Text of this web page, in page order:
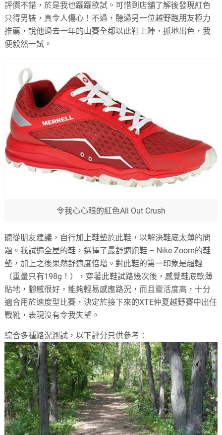
評價不錯，於是我也躍躍欲試。可惜到店舖了解後發現紅色
只得男裝，真令人傷心！不過，聽過另一位越野跑朋友極力
推薦，說他過去一年的山賽全都以此鞋上陣，抓地出色，我
便毅然一試。
令我心心眼的紅色All Out Crush
聽從朋友建議，自行加上鞋墊於此鞋，以解決鞋底太薄的問
題。我試遍全屋的鞋，選擇了最舒適跑鞋 – Nike Zoom的鞋
墊，加上之後果然舒適度倍增。對此鞋的第一印象是超輕
（重量只有198g！），穿著此鞋試路幾次後，感覺鞋底軟薄
貼地，腳感很好，能夠輕易感應路況，而且靈活度高，十分
適合用於速度型比賽，決定於接下來的XTE仲夏越野賽中出任
戰靴，表現沒有令我失望。
綜合多種路況測試，以下評分只供參考：